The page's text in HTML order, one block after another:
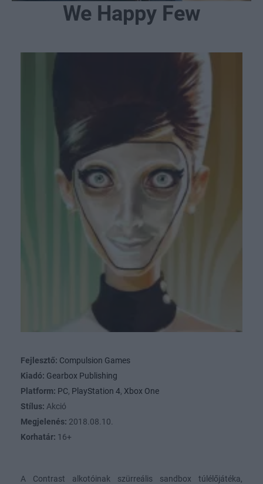
We Happy Few
Fejlesztő: Compulsion Games
Kiadó: Gearbox Publishing
Platform: PC, PlayStation 4, Xbox One
Stílus: Akció
Megjelenés: 2018.08.10.
Korhatár: 16+
A Contrast alkotóinak szürreális sandbox túlélőjátéka,